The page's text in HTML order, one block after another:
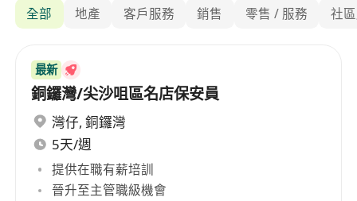
全部 地產 客戶服務 銷售 零售 / 服務 社
最新
銅鑼灣/尖沙咀區名店保安員
灣仔, 銅鑼灣
5天/週
提供在職有薪培訓
晉升至主管職級機會